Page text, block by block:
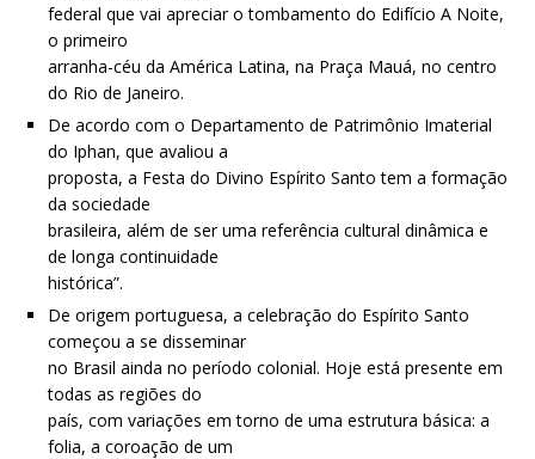
federal que vai apreciar o tombamento do Edifício A Noite,
o primeiro
arranha-céu da América Latina, na Praça Mauá, no centro
do Rio de Janeiro.
De acordo com o Departamento de Patrimônio Imaterial
do Iphan, que avaliou a
proposta, a Festa do Divino Espírito Santo tem a formação
da sociedade
brasileira, além de ser uma referência cultural dinâmica e
de longa continuidade
histórica”.
De origem portuguesa, a celebração do Espírito Santo
começou a se disseminar
no Brasil ainda no período colonial. Hoje está presente em
todas as regiões do
país, com variações em torno de uma estrutura básica: a
folia, a coroação de um